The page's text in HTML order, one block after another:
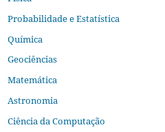
Probabilidade e Estatística
Química
Geociências
Matemática
Astronomia
Ciência da Computação